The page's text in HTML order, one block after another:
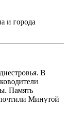
и города
В
Память
Минутой